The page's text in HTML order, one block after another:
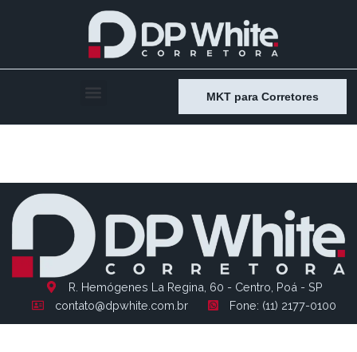
MKT para Corretores
R. Hemógenes La Regina, 60 - Centro, Poá - SP
contato@dpwhite.com.br
Fone: (11) 2177-0100